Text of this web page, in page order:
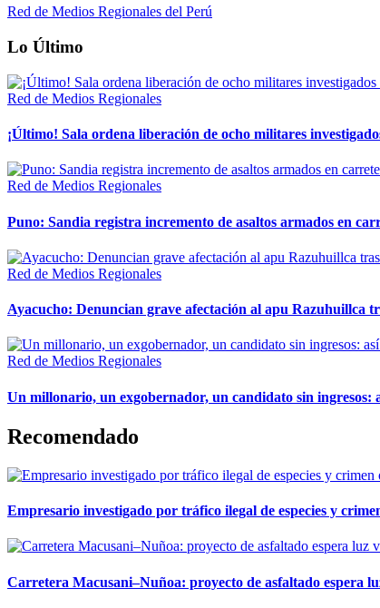
Red de Medios Regionales del Perú
Lo Último
Red de Medios Regionales
¡Último! Sala ordena liberación de ocho militares
Red de Medios Regionales
Puno: Sandia registra incremento de asaltos armados en
Red de Medios Regionales
Ayacucho: Denuncian grave afectación al apu Razuhuillca
Red de Medios Regionales
Un millonario, un exgobernador, un candidato sin ingresos:
Recomendado
Empresario investigado por tráfico ilegal de especies y
Carretera Macusani–Nuñoa: proyecto de asfaltado espera